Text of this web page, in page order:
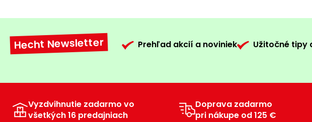
Hecht Newsletter Prehľad akcií a noviniek Užitočné tipy
Vyzdvihnutie zadarmo vo
všetkých 16 predajniach
Doprava zadarmo
pri nákupe od 125 €